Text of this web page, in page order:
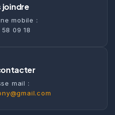
joindre
mobile :
09 18
mail :